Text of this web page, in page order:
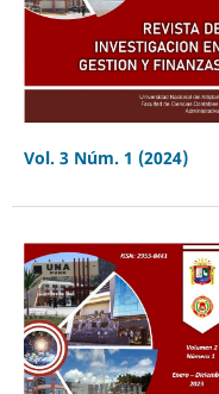
Vol. 3 Núm. 1 (2024)